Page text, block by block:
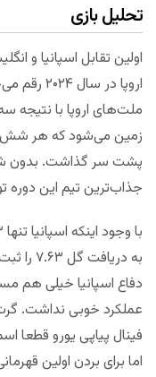
تحلیل بازی
اروپا در
ملت‌های اروپا با نتیجه سه
زمین می‌شود که هر شش
پشت سر گذاشت. بدون شک
جذاب‌ترین تیم این
به
دفاع اسپانیا خیلی هم
عملکرد خوبی نداشت.
فینال پیاپی یورو قطعا
اما برای بردن اولین